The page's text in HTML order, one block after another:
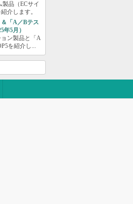
品（ECサイ
介します。
＆「A／Bテス
年5月）
ン製品と「A
を紹介し...